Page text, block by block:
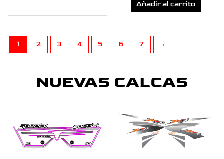
Añadir al carrito
1 2 3 4 5 6 7 →
NUEVAS CALCAS